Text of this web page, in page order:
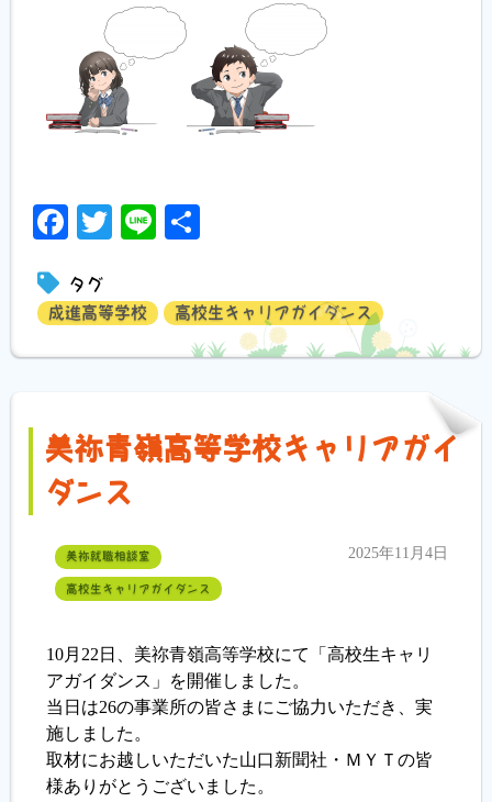
Facebook
Twitter
Line
タグ
成進高等学校 高校生キャリアガイダンス
美祢青嶺高等学校キャリアガイ
ダンス
美祢就職相談室
高校生キャリアガイダンス
2025年11月4日
10月22日、美祢青嶺高等学校にて「高校生キャリ
アガイダンス」を開催しました。
当日は26の事業所の皆さまにご協力いただき、実
施しました。
取材にお越しいただいた山口新聞社・ＭＹＴの皆
様ありがとうございました。